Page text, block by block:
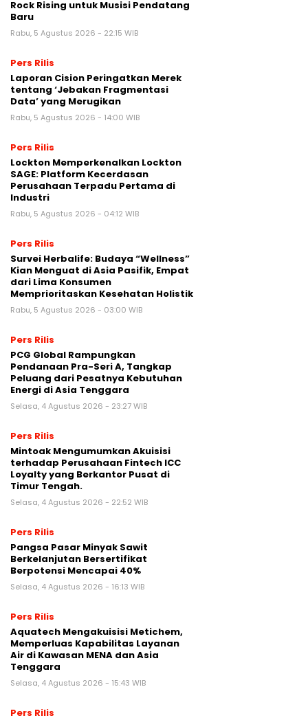
Rock Rising untuk Musisi Pendatang
Baru
Rabu, 5 Agustus 2026 - 22:15 WIB
Pers Rilis
Laporan Cision Peringatkan Merek
tentang ‘Jebakan Fragmentasi
Data’ yang Merugikan
Rabu, 5 Agustus 2026 - 14:00 WIB
Pers Rilis
Lockton Memperkenalkan Lockton
SAGE: Platform Kecerdasan
Perusahaan Terpadu Pertama di
Industri
Rabu, 5 Agustus 2026 - 04:12 WIB
Pers Rilis
Survei Herbalife: Budaya “Wellness”
Kian Menguat di Asia Pasifik, Empat
dari Lima Konsumen
Memprioritaskan Kesehatan Holistik
Rabu, 5 Agustus 2026 - 03:00 WIB
Pers Rilis
PCG Global Rampungkan
Pendanaan Pra-Seri A, Tangkap
Peluang dari Pesatnya Kebutuhan
Energi di Asia Tenggara
Selasa, 4 Agustus 2026 - 23:27 WIB
Pers Rilis
Mintoak Mengumumkan Akuisisi
terhadap Perusahaan Fintech ICC
Loyalty yang Berkantor Pusat di
Timur Tengah.
Selasa, 4 Agustus 2026 - 22:52 WIB
Pers Rilis
Pangsa Pasar Minyak Sawit
Berkelanjutan Bersertifikat
Berpotensi Mencapai 40%
Selasa, 4 Agustus 2026 - 16:13 WIB
Pers Rilis
Aquatech Mengakuisisi Metichem,
Memperluas Kapabilitas Layanan
Air di Kawasan MENA dan Asia
Tenggara
Selasa, 4 Agustus 2026 - 15:43 WIB
Pers Rilis